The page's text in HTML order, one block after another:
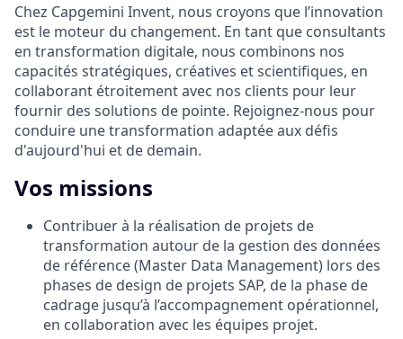
Chez Capgemini Invent, nous croyons que l’innovation
est le moteur du changement. En tant que consultants
en transformation digitale, nous combinons nos
capacités stratégiques, créatives et scientifiques, en
collaborant étroitement avec nos clients pour leur
fournir des solutions de pointe. Rejoignez-nous pour
conduire une transformation adaptée aux défis
d'aujourd'hui et de demain.
Vos missions
Contribuer à la réalisation de projets de
transformation autour de la gestion des données
de référence (Master Data Management) lors des
phases de design de projets SAP, de la phase de
cadrage jusqu’à l’accompagnement opérationnel,
en collaboration avec les équipes projet.